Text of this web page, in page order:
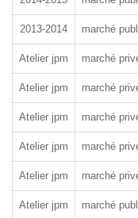
2013-2014 marché
Atelier jpm marché
Atelier jpm marché
Atelier jpm marché
Atelier jpm marché
Atelier jpm marché
Atelier jpm marché